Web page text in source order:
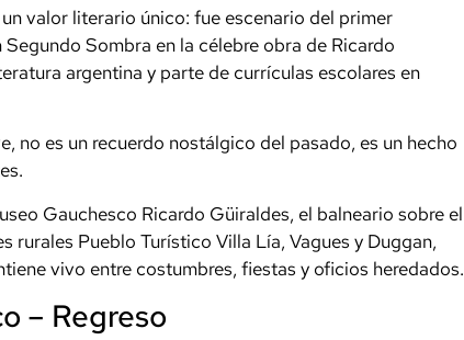
valor literario único: fue escenario del primer
Sombra en la célebre obra de Ricardo
argentina y parte de currículas escolares en
no es un recuerdo nostálgico del pasado, es un hecho
Gauchesco Ricardo Güiraldes, el balneario sobre el
rurales Pueblo Turístico Villa Lía, Vagues y Duggan,
vivo entre costumbres, fiestas y oficios heredados.
– Regreso